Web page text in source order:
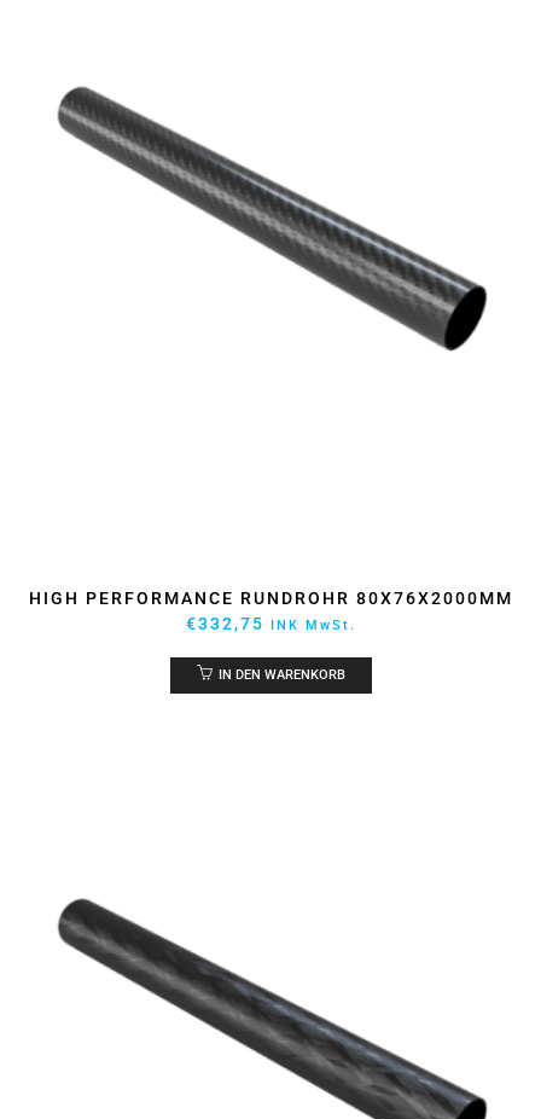
HIGH PERFORMANCE RUNDROHR 80X76X2000MM
€332,75 INK MwSt.
IN DEN WARENKORB